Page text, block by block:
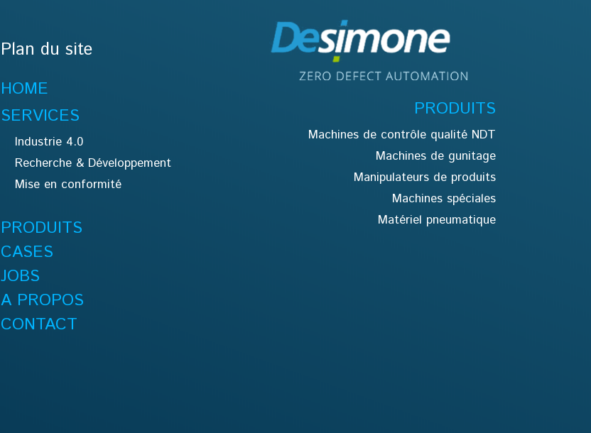
Plan du site
HOME
SERVICES
Industrie 4.0
Recherche & Développement
Mise en conformité
PRODUITS
CASES
JOBS
A PROPOS
CONTACT
PRODUITS
Machines de contrôle qualité NDT
Machines de gunitage
Manipulateurs de produits
Machines spéciales
Matériel pneumatique